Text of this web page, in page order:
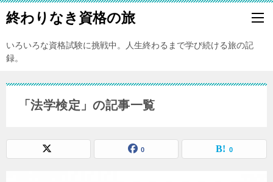
終わりなき資格の旅
いろいろな資格試験に挑戦中。人生終わるまで学び続ける旅の記
録。
「法学検定」の記事一覧
0 0